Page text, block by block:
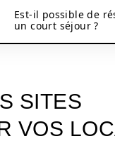
Est-il possible de
un court séjour ?
SITES
VOS